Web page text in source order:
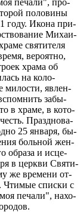
по­ло­ви­ны
го­ду. Ико­на при­
Ми­ха­и­
свя­ти­те­ля
ве­ро­ят­но,
хра­ма об
на ко­ло­
ми­ло­сти, яв­лен­
за­бы­
в хра­ме, в ко­то­
Празд­но­ва­
25 ян­ва­ря, бы­
боль­ной жен­
об­ра­за и ис­це­
в церк­ви Свя­ти­
же вре­ме­ни от­
Чти­мые спис­ки с
пе­ча­ли", на­хо­